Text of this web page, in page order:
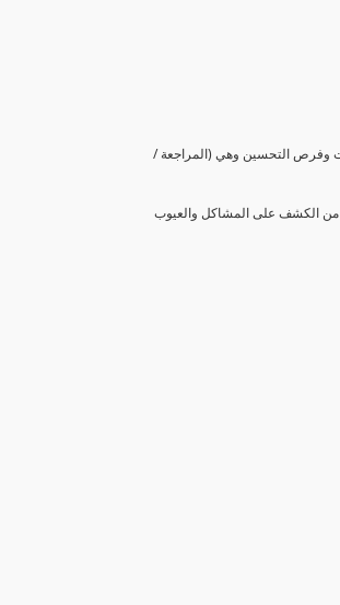
وفرص التحسين وهي (المراجعة /
من الكشف على المشاكل والعيوب